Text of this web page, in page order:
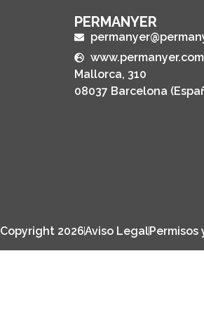
PERMANYER
www.permanyer.com
Mallorca, 310
08037 Barcelona
Copyright 2026Aviso LegalPermisos